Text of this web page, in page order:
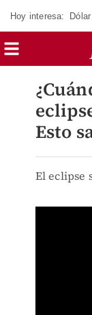
Hoy interesa: Dólar
Esto
El eclipse